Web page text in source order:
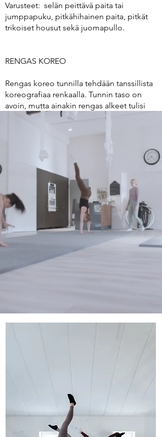
Varusteet: selän peittävä paita tai
jumppapuku, pitkähihainen paita, pitkät
trikoiset housut sekä juomapullo.
RENGAS KOREO
Rengas koreo tunnilla tehdään tanssillista
koreografiaa renkaalla. Tunnin taso on
avoin, mutta ainakin rengas alkeet tulisi
olla käytynä.